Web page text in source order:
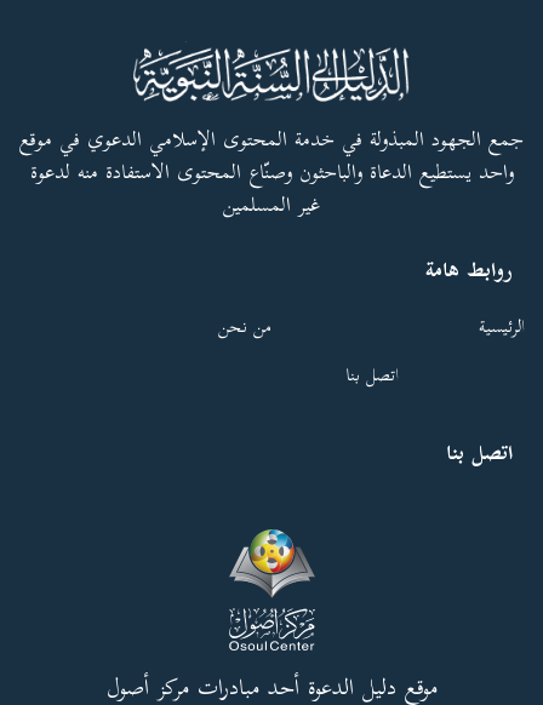
جمع الجهود المبذولة في خدمة المحتوى الإسلامي الدعوي في موقع
واحد يستطيع الدعاة والباحثون وصنّاع المحتوى الاستفادة منه لدعوة
غير المسلمين
روابط هامة
الرئيسية
من نحن
اتصل بنا
اتصل بنا
موقع دليل الدعوة أحد مبادرات مركز أصول